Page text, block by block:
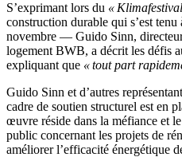
S’exprimant lors du «
construction durable qui s’est
novembre — Guido Sinn,
logement BWB, a décrit les défis
expliquant que « tout part
Guido Sinn et d’autres
cadre de soutien structurel est en
œuvre réside dans la méfiance et
public concernant les projets de
améliorer l’efficacité énergétique